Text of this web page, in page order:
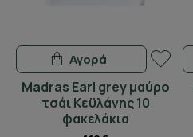
Madras Earl grey μαύρο
τσάι Κεϋλάνης 10
φακελάκια
Αγορά